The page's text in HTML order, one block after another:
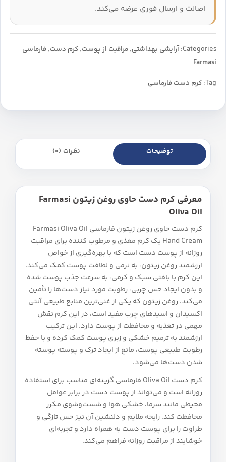
اصالت و ارسال فوری عرضه می‌کند.
Categories: آرایشی بهداشتی, مراقبت از پوست, کرم دست, فارماسی
Farmasi
Tag: کرم دست فارماسی
توضیحات نظرات (0)
معرفی کرم دست حاوی روغن زیتون Farmasi
Oliva Oil
کرم دست حاوی روغن زیتون فارماسی Farmasi Oliva Oil
Hand Cream یک کرم مغذی و مرطوب‌ کننده برای مراقبت
روزانه از پوست دست است که با بهره‌گیری از خواص
ارزشمند روغن زیتون، به نرمی و لطافت پوست کمک می‌کند.
این کرم با بافتی سبک و کرمی، به سرعت جذب پوست شده
و بدون ایجاد حس چربی، رطوبت مورد نیاز دست‌ها را تأمین
می‌کند. روغن زیتون که یکی از غنی‌ترین منابع طبیعی آنتی‌
اکسیدان و اسیدهای چرب مفید است، در این کرم نقش
مهمی در تغذیه و محافظت از پوست دارد. این ترکیب
ارزشمند به ترمیم خشکی و زبری پوست کمک کرده و با حفظ
رطوبت طبیعی پوست، مانع از ایجاد ترک و پوسته‌ پوسته
شدن دست‌ها می‌شود.
کرم دست Oliva Oil فارماسی گزینه‌ای مناسب برای استفاده
روزانه است و می‌تواند از پوست دست در برابر عوامل
محیطی مانند سرما، خشکی هوا و شست‌وشوی مکرر
محافظت کند. رایحه ملایم و دلنشین آن نیز حس تازگی و
طراوت را برای پوست دست به همراه دارد و تجربه‌ای
خوشایند از مراقبت روزانه فراهم می‌کند.